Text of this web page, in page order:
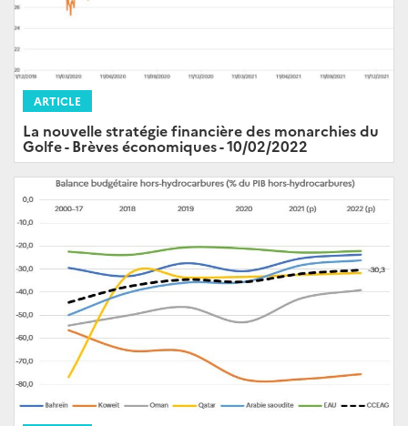
ARTICLE
La nouvelle stratégie financière des monarchies du
Golfe - Brèves économiques - 10/02/2022